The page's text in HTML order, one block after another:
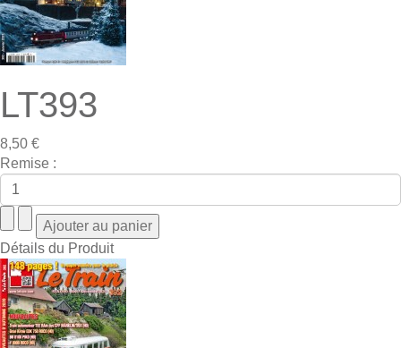
LT393
8,50 €
Remise :
Détails du Produit